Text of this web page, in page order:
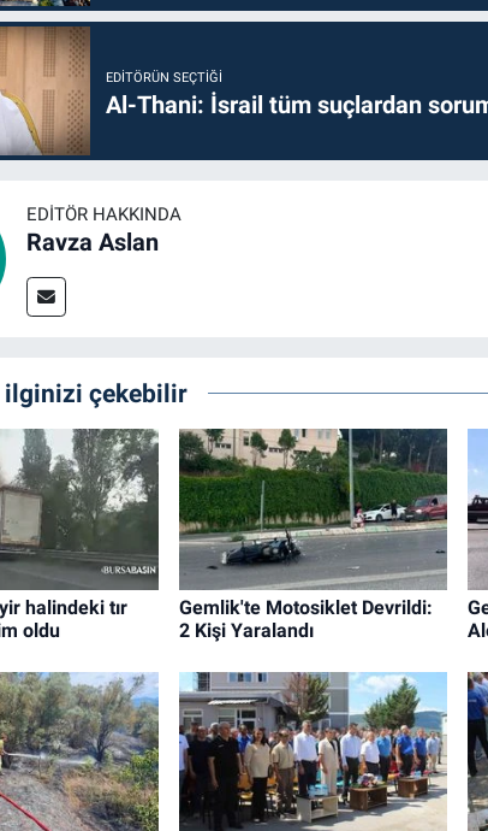
EDITÖRÜN SEÇTIĞI
Al-Thani: İsrail tüm suçlardan
EDITÖR HAKKINDA
Ravza Aslan
ilginizi çekebilir
halindeki tır
oldu
Gemlik'te Motosiklet Devrildi:
2 Kişi Yaralandı